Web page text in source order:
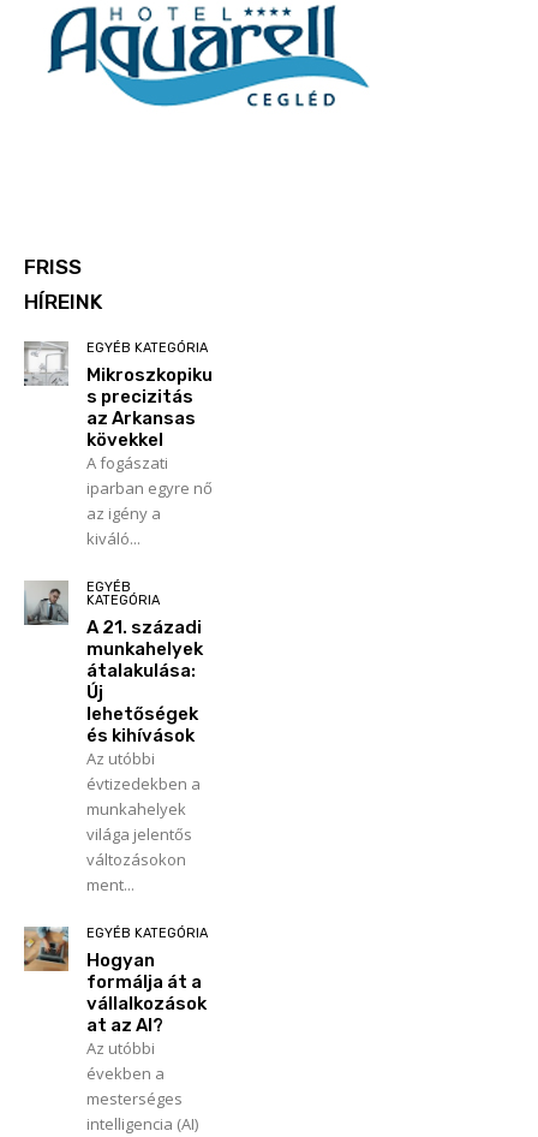
FRISS
HÍREINK
EGYÉB KATEGÓRIA
Mikroszkopiku
s precizitás
az Arkansas
kövekkel
A fogászati
iparban egyre nő
az igény a
kiváló...
EGYÉB
KATEGÓRIA
A 21. századi
munkahelyek
átalakulása:
Új
lehetőségek
és kihívások
Az utóbbi
évtizedekben a
munkahelyek
világa jelentős
változásokon
ment...
EGYÉB KATEGÓRIA
Hogyan
formálja át a
vállalkozások
at az AI?
Az utóbbi
években a
mesterséges
intelligencia (AI)